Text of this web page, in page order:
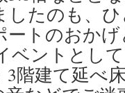
したのも、
ートのおか
ベントとし
階建て延べ